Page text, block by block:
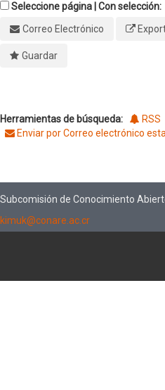
Seleccione página | Con selección:
Correo Electrónico
Guardar
Herramientas de búsqueda: RSS
Enviar por Correo electrónico
Subcomisión de Conocimiento
kimuk@conare.ac.cr